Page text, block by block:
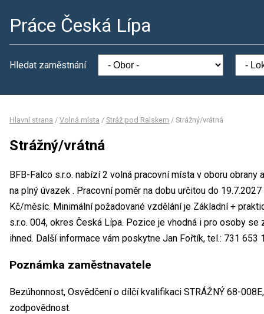
Práce Česká Lípa
Hledat zaměstnání
Hlavní strana / Volná místa / Stráž pod Ralskem / Strážný/vrátná
Strážný/vrátná
BFB-Falco s.r.o. nabízí 2 volná pracovní místa v oboru obrany
na plný úvazek . Pracovní poměr na dobu určitou do
Kč/měsíc. Minimální požadované vzdělání je Základní +
s.r.o. 004, okres Česká Lípa. Pozice je vhodná i pro osoby
ihned. Další informace vám poskytne Jan Fořtík, tel.: 731
Poznámka zaměstnavatele
Bezúhonnost, Osvědčení o dílčí kvalifikaci STRÁŽNÝ 68-
zodpovědnost.